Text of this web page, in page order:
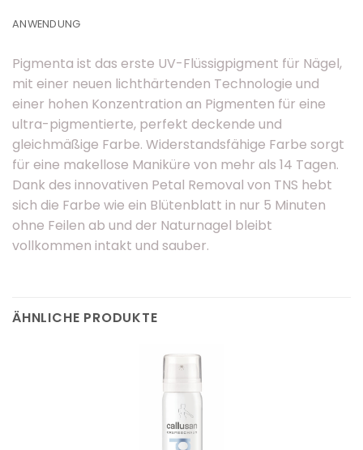
ANWENDUNG
Pigmenta ist das erste UV-Flüssigpigment für Nägel,
mit einer neuen lichthärtenden Technologie und
einer hohen Konzentration an Pigmenten für eine
ultra-pigmentierte, perfekt deckende und
gleichmäßige Farbe. Widerstandsfähige Farbe sorgt
für eine makellose Maniküre von mehr als 14 Tagen.
Dank des innovativen Petal Removal von TNS hebt
sich die Farbe wie ein Blütenblatt in nur 5 Minuten
ohne Feilen ab und der Naturnagel bleibt
vollkommen intakt und sauber.
ÄHNLICHE PRODUKTE